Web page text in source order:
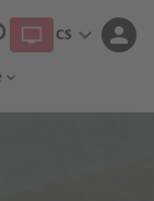
expand_more
CS expand_more person